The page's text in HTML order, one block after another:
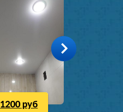
1200 руб